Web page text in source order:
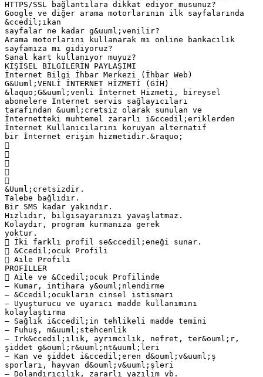
HTTPS/SSL bağlantılara dikkat ediyor musunuz?
Google ve diğer arama motorlarının ilk sayfalarında
&ccedil;ıkan
sayfalar ne kadar g&uuml;venilir?
Arama motorlarını kullanarak mı online bankacılık
sayfamıza mı gidiyoruz?
Sanal kart kullanıyor muyuz?
KİŞİSEL BİLGİLERİN PAYLAŞIMI
İnternet Bilgi İhbar Merkezi (İhbar Web)
G&Uuml;VENLİ İNTERNET HİZMETİ (GİH)
&laquo;G&uuml;venli İnternet Hizmeti, bireysel
abonelere İnternet servis sağlayıcıları
tarafından &uuml;cretsiz olarak sunulan ve
İnternetteki muhtemel zararlı i&ccedil;eriklerden
İnternet Kullanıcılarını koruyan alternatif
bir İnternet erişim hizmetidir.&raquo;





&Uuml;cretsizdir.
Talebe bağlıdır.
Bir SMS kadar yakındır.
Hızlıdır, bilgisayarınızı yavaşlatmaz.
Kolaydır, program kurmanıza gerek
yoktur.
 İki farklı profil se&ccedil;eneği sunar.
 &Ccedil;ocuk Profili
 Aile Profili
PROFİLLER
 Aile ve &Ccedil;ocuk Profilinde
– Kumar, intihara y&ouml;nlendirme
– &Ccedil;ocukların cinsel istismarı
– Uyuşturucu ve uyarıcı madde kullanımını
kolaylaştırma
– Sağlık i&ccedil;in tehlikeli madde temini
– Fuhuş, m&uuml;stehcenlik
– Irk&ccedil;ılık, ayrımcılık, nefret, ter&ouml;r,
şiddet g&ouml;r&uuml;nt&uuml;leri
– Kan ve şiddet i&ccedil;eren d&ouml;v&uuml;ş
sporları, hayvan d&ouml;v&uuml;şleri
– Dolandırıcılık, zararlı yazılım vb.